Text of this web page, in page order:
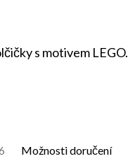
Možnosti doručení
s motivem LEGO.